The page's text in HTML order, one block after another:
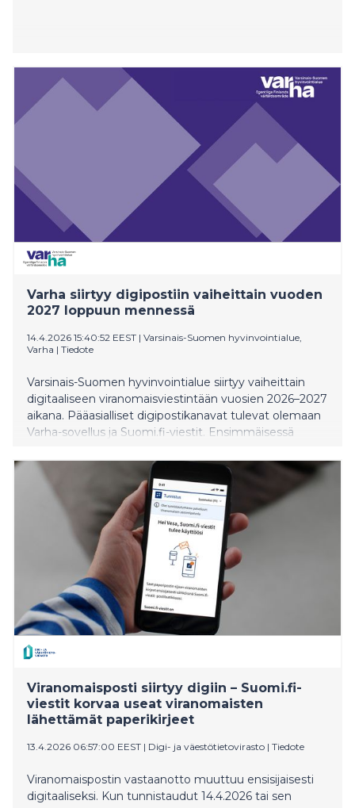
Varha siirtyy digipostiin vaiheittain vuoden
2027 loppuun mennessä
14.4.2026 15:40:52 EEST | Varsinais-Suomen hyvinvointialue,
Varha | Tiedote
Varsinais-Suomen hyvinvointialue siirtyy vaiheittain
digitaaliseen viranomaisviestintään vuosien 2026–2027
aikana. Pääasialliset digipostikanavat tulevat olemaan
Varha-sovellus ja Suomi.fi-viestit. Ensimmäisessä
hallintopäätöksistä.
Viranomaisposti siirtyy digiin – Suomi.fi-
viestit korvaa useat viranomaisten
lähettämät paperikirjeet
13.4.2026 06:57:00 EEST | Digi- ja väestötietovirasto | Tiedote
Viranomaispostin vastaanotto muuttuu ensisijaisesti
digitaaliseksi. Kun tunnistaudut 14.4.2026 tai sen